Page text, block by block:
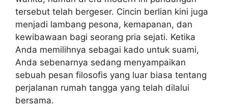
tersebut telah bergeser. Cincin berlian kini juga
menjadi lambang pesona, kemapanan, dan
kewibawaan bagi seorang pria sejati. Ketika
Anda memilihnya sebagai kado untuk suami,
Anda sebenarnya sedang menyampaikan
sebuah pesan filosofis yang luar biasa tentang
perjalanan rumah tangga yang telah dilalui
bersama.